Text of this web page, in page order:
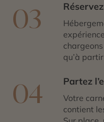
03
qu’à
04 Partez
Votre
contient